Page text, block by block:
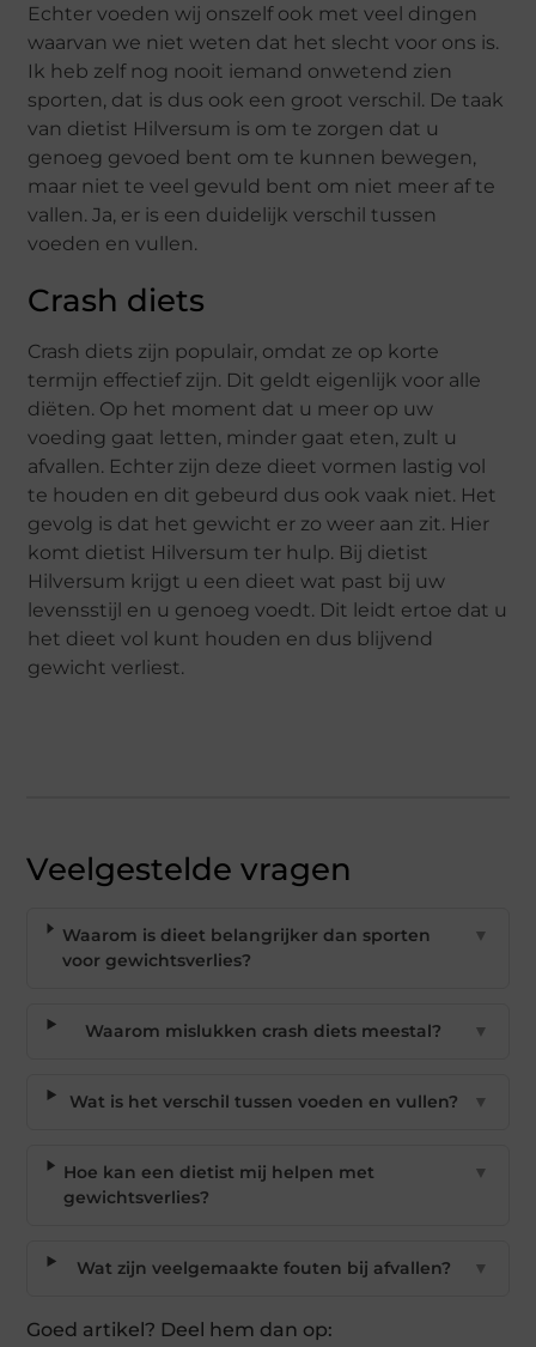
Echter voeden wij onszelf ook met veel dingen
waarvan we niet weten dat het slecht voor ons is.
Ik heb zelf nog nooit iemand onwetend zien
sporten, dat is dus ook een groot verschil. De taak
van dietist Hilversum is om te zorgen dat u
genoeg gevoed bent om te kunnen bewegen,
maar niet te veel gevuld bent om niet meer af te
vallen. Ja, er is een duidelijk verschil tussen
voeden en vullen.
Crash diets
Crash diets zijn populair, omdat ze op korte
termijn effectief zijn. Dit geldt eigenlijk voor alle
diëten. Op het moment dat u meer op uw
voeding gaat letten, minder gaat eten, zult u
afvallen. Echter zijn deze dieet vormen lastig vol
te houden en dit gebeurd dus ook vaak niet. Het
gevolg is dat het gewicht er zo weer aan zit. Hier
komt dietist Hilversum ter hulp. Bij dietist
Hilversum krijgt u een dieet wat past bij uw
levensstijl en u genoeg voedt. Dit leidt ertoe dat u
het dieet vol kunt houden en dus blijvend
gewicht verliest.
Veelgestelde vragen
Waarom is dieet belangrijker dan sporten
voor gewichtsverlies?
▼
Waarom mislukken crash diets meestal? ▼
Wat is het verschil tussen voeden en vullen? ▼
Hoe kan een dietist mij helpen met
gewichtsverlies?
▼
Wat zijn veelgemaakte fouten bij afvallen? ▼
Goed artikel? Deel hem dan op: